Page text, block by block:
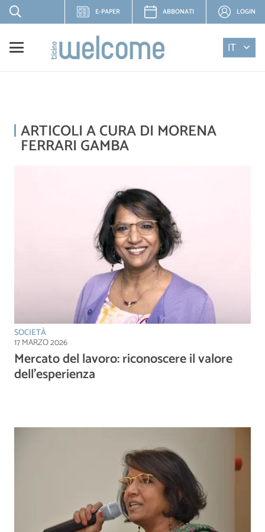
E-PAPER ABBONATI LOGIN
IT
ARTICOLI A CURA DI MORENA
FERRARI GAMBA
SOCIETÀ
17 MARZO 2026
Mercato del lavoro: riconoscere il valore
dell’esperienza